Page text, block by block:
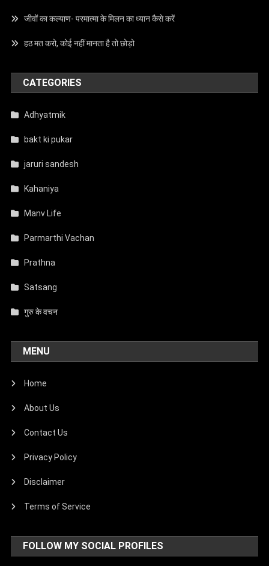
जीवों का कल्याण- परमात्मा के मिलन का ध्यान कैसे करें
हठ मत करो, कोई नहीं मानता है तो छोड़ो
CATEGORIES
Adhyatmik
bakt ki pukar
jaruri sandesh
Kahaniya
Manv Life
Parmarthi Vachan
Prathna
Satsang
गुरु के वचन
MENU
Home
About Us
Contact Us
Privacy Policy
Disclaimer
Terms of Service
FOLLOW MY SOCIAL PROFILES